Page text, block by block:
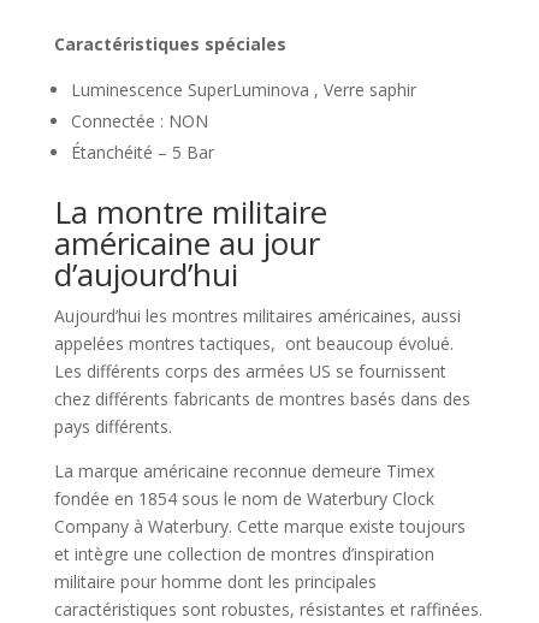
Caractéristiques spéciales
Luminescence SuperLuminova , Verre saphir
Connectée : NON
Étanchéité – 5 Bar
La montre militaire
américaine au jour
d’aujourd’hui
Aujourd’hui les montres militaires américaines, aussi
appelées montres tactiques, ont beaucoup évolué.
Les différents corps des armées US se fournissent
chez différents fabricants de montres basés dans des
pays différents.
La marque américaine reconnue demeure Timex
fondée en 1854 sous le nom de Waterbury Clock
Company à Waterbury. Cette marque existe toujours
et intègre une collection de montres d’inspiration
militaire pour homme dont les principales
caractéristiques sont robustes, résistantes et raffinées.